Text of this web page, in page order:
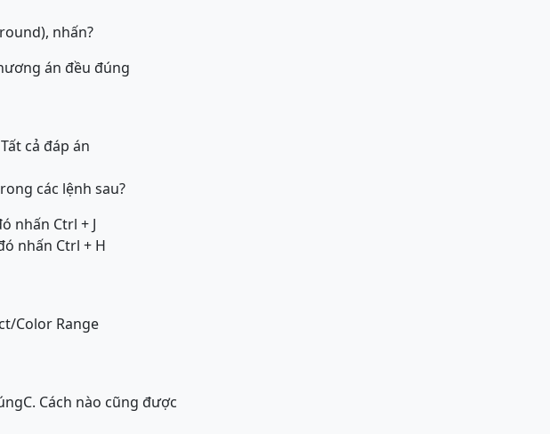
nhấn?
án đều đúng
cả đáp án
các lệnh sau?
nhấn Ctrl + J
nhấn Ctrl + H
Color Range
C. Cách nào cũng được